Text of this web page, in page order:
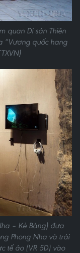
quan Di sản Thiên
“Vương quốc hang
– Kẻ Bàng) đưa
Phong Nha và trải
tế ảo (VR 5D) vào